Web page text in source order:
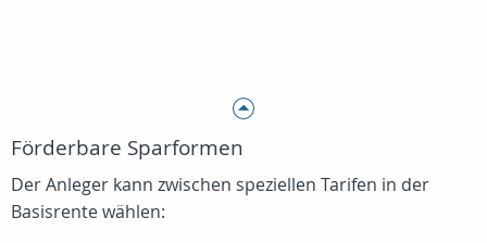
Förderbare Sparformen
Der Anleger kann zwischen speziellen Tarifen in der
Basisrente wählen: